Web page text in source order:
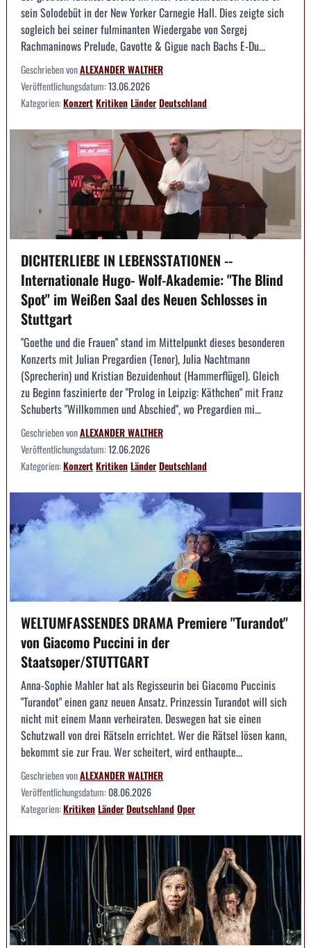
sein Solodebüt in der New Yorker Carnegie Hall. Dies zeigte sich
sogleich bei seiner fulminanten Wiedergabe von Sergej
Rachmaninows Prelude, Gavotte & Gigue nach Bachs E-Du...
Geschrieben vonALEXANDER WALTHER
Veröffentlichungsdatum:13.06.2026
Kategorien:KonzertKritikenLänderDeutschland
DICHTERLIEBE IN LEBENSSTATIONEN --
Internationale Hugo- Wolf-Akademie: "The Blind
Spot" im Weißen Saal des Neuen Schlosses in
Stuttgart
"Goethe und die Frauen" stand im Mittelpunkt dieses besonderen
Konzerts mit Julian Pregardien (Tenor), Julia Nachtmann
(Sprecherin) und Kristian Bezuidenhout (Hammerflügel). Gleich
zu Beginn faszinierte der "Prolog in Leipzig: Käthchen" mit Franz
Schuberts "Willkommen und Abschied", wo Pregardien mi...
Geschrieben vonALEXANDER WALTHER
Veröffentlichungsdatum:12.06.2026
Kategorien:KonzertKritikenLänderDeutschland
WELTUMFASSENDES DRAMA Premiere "Turandot"
von Giacomo Puccini in der
Staatsoper/STUTTGART
Anna-Sophie Mahler hat als Regisseurin bei Giacomo Puccinis
"Turandot" einen ganz neuen Ansatz. Prinzessin Turandot will sich
nicht mit einem Mann verheiraten. Deswegen hat sie einen
Schutzwall von drei Rätseln errichtet. Wer die Rätsel lösen kann,
bekommt sie zur Frau. Wer scheitert, wird enthaupte...
Geschrieben vonALEXANDER WALTHER
Veröffentlichungsdatum:08.06.2026
Kategorien:KritikenLänderDeutschlandOper